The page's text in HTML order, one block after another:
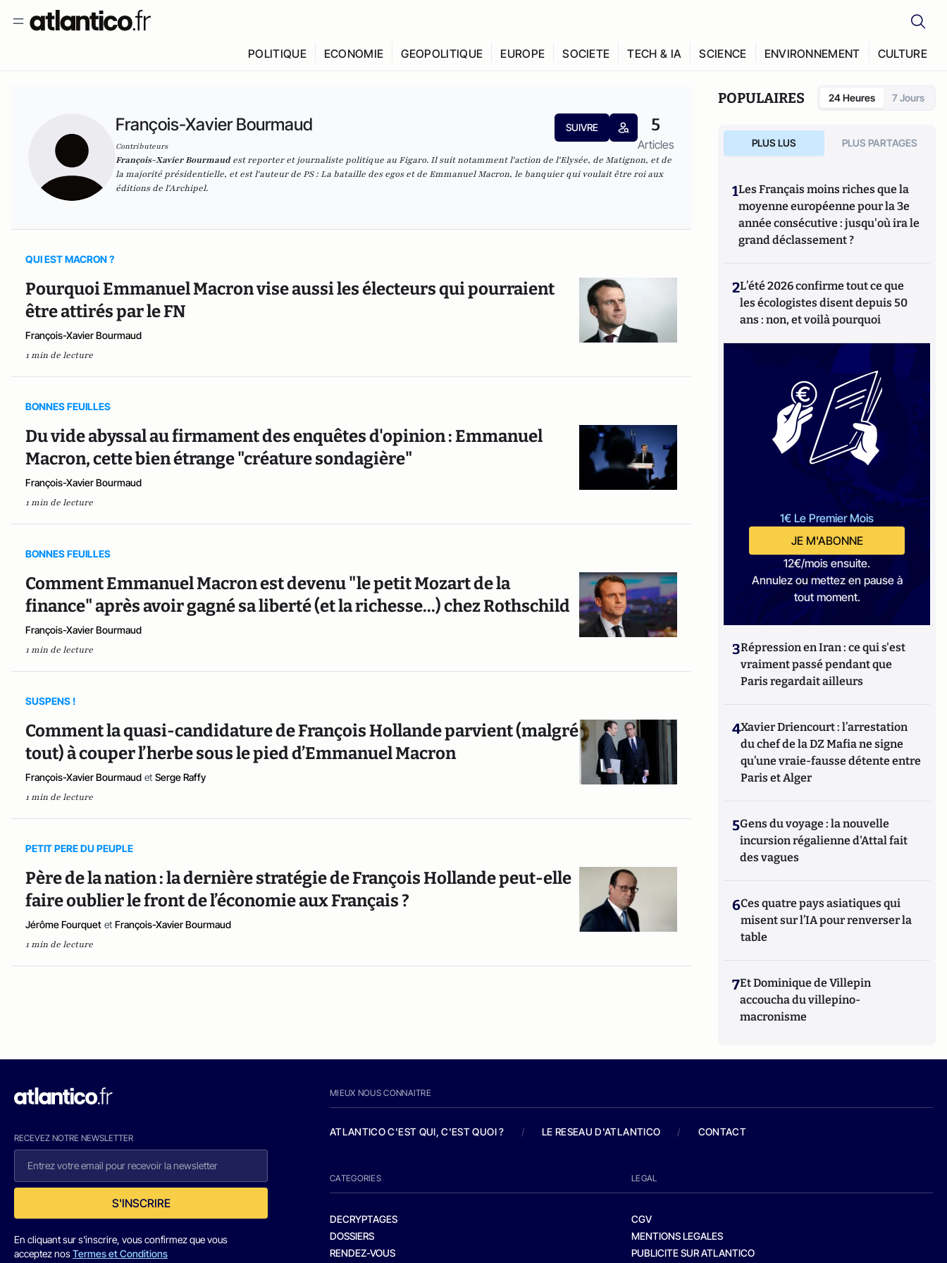
POLITIQUE ECONOMIE GEOPOLITIQUE EUROPE SOCIETE TECH & IA SCIENCE ENVIRONNEMENT CULTURE
François-Xavier Bourmaud
Contributeurs
SUIVRE 5
Articles
François-Xavier Bourmaudest reporter et journaliste politique auFigaro. Il suit notamment l'action de l'Elysée, de Matignon, et de
la majorité présidentielle, et est l'auteur dePS :La bataille des egoset deEmmanuel Macron, le banquier qui voulait être roiaux
éditions de l'Archipel.
QUI EST MACRON ?
Pourquoi Emmanuel Macron vise aussi les électeurs qui pourraient
être attirés par le FN
François-Xavier Bourmaud
1 min de lecture
BONNES FEUILLES
Du vide abyssal au firmament des enquêtes d'opinion : Emmanuel
Macron, cette bien étrange "créature sondagière"
François-Xavier Bourmaud
1 min de lecture
BONNES FEUILLES
Comment Emmanuel Macron est devenu "le petit Mozart de la
finance" après avoir gagné sa liberté (et la richesse...) chez Rothschild
François-Xavier Bourmaud
1 min de lecture
SUSPENS !
Comment la quasi-candidature de François Hollande parvient (malgré
tout) à couper l’herbe sous le pied d’Emmanuel Macron
François-Xavier Bourmaud et Serge Raffy
1 min de lecture
PETIT PERE DU PEUPLE
Père de la nation : la dernière stratégie de François Hollande peut-elle
faire oublier le front de l’économie aux Français ?
Jérôme Fourquet et François-Xavier Bourmaud
1 min de lecture
POPULAIRES 24 Heures 7 Jours
PLUS LUS PLUS PARTAGES
1Les Français moins riches que la
moyenne européenne pour la 3e
année consécutive : jusqu'où ira le
grand déclassement ?
2L’été 2026 confirme tout ce que
les écologistes disent depuis 50
ans : non, et voilà pourquoi
1€ Le Premier Mois
JE M'ABONNE
12€/mois ensuite.
Annulez ou mettez en pause à
tout moment.
3Répression en Iran : ce qui s'est
vraiment passé pendant que
Paris regardait ailleurs
4Xavier Driencourt : l’arrestation
du chef de la DZ Mafia ne signe
qu’une vraie-fausse détente entre
Paris et Alger
5Gens du voyage : la nouvelle
incursion régalienne d'Attal fait
des vagues
6Ces quatre pays asiatiques qui
misent sur l’IA pour renverser la
table
7Et Dominique de Villepin
accoucha du villepino-
macronisme
RECEVEZ NOTRE NEWSLETTER
S'INSCRIRE
En cliquant sur s'inscrire, vous confirmez que vous
acceptez nosTermes et Conditions
MIEUX NOUS CONNAITRE
ATLANTICO C'EST QUI, C'EST QUOI ? / LE RESEAU D'ATLANTICO / CONTACT
CATEGORIES
DECRYPTAGES
DOSSIERS
RENDEZ-VOUS
LEGAL
CGV
MENTIONS LEGALES
PUBLICITE SUR ATLANTICO